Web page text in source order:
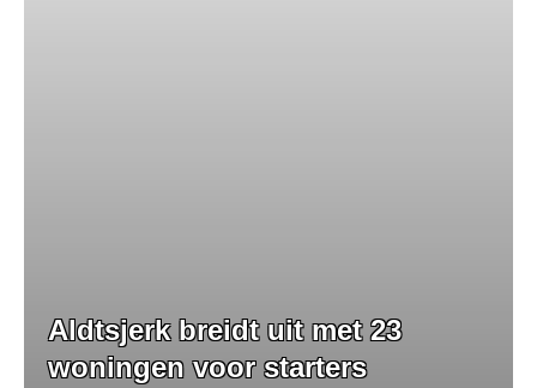
Aldtsjerk breidt uit met 23
woningen voor starters